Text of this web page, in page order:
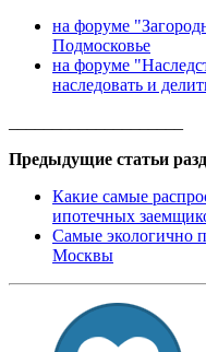
на форуме
Подмосковье
на форуме
наследовать и
Предыдущие статьи
Какие самые
ипотечных
Самые экологично
Москвы